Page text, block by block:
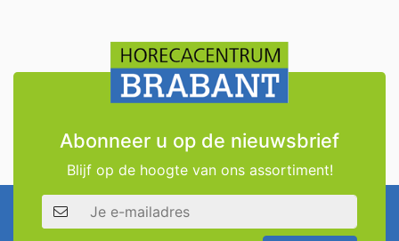
Abonneer u op de nieuwsbrief
Blijf op de hoogte van ons assortiment!
E-mailadres